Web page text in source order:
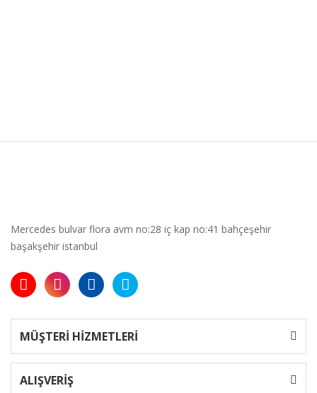
Mercedes bulvar flora avm no:28 iç kap no:41 bahçeşehir
başakşehir istanbul
MÜŞTERİ HİZMETLERİ
ALIŞVERİŞ